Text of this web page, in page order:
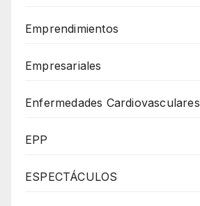
Emprendimientos
Empresariales
Enfermedades Cardiovasculares
EPP
ESPECTÁCULOS